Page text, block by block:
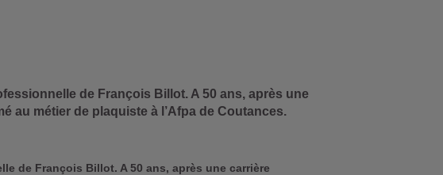
de François Billot. A 50 ans, après une
au métier de plaquiste à l’Afpa de Coutances.
de François Billot. A 50 ans, après une carrière